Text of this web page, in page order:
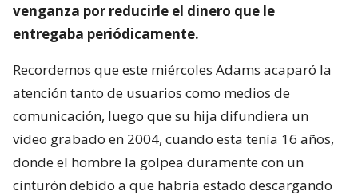
venganza por reducirle el dinero que le
entregaba periódicamente.
Recordemos que este miércoles Adams acaparó la
atención tanto de usuarios como medios de
comunicación, luego que su hija difundiera un
video grabado en 2004, cuando esta tenía 16 años,
donde el hombre la golpea duramente con un
cinturón debido a que habría estado descargando